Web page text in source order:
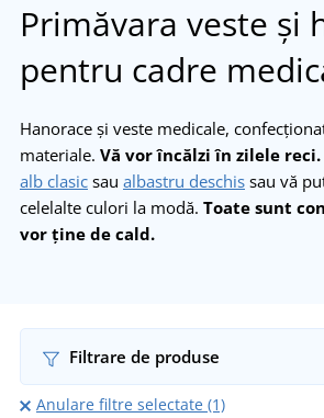
Primăvara veste și
pentru cadre
Hanorace și veste medicale,
materiale. Vă vor încălzi în zilele reci.
alb clasic sau albastru deschis sau vă
celelalte culori la modă. Toate sunt
vor ține de cald.
Filtrare de produse
Anulare filtre selectate (1)